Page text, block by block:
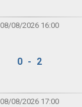
08/08/2026 16:00
0 - 2
08/08/2026 17:00